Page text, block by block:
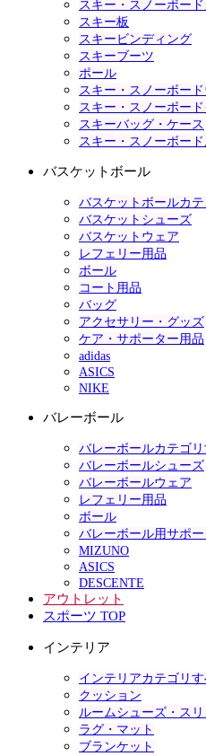
スキー・スノーボー
スキー板
スキービンディング
スキーブーツ
ポール
スキー・スノーボー
スキー・スノーボー
スキーバッグ・ケース
スキー・スノーボー
バスケットボール
バスケットボールカ
バスケットシューズ
バスケットウェア
レフェリー用品
ボール
コート用品
バッグ
アクセサリー・グッズ
ケア・サポーター用品
adidas
ASICS
NIKE
バレーボール
バレーボールカテゴ
バレーボールシューズ
バレーボールウェア
レフェリー用品
ボール
バレーボール用サポー
MIZUNO
ASICS
DESCENTE
アウトレット
スポーツ TOP
インテリア
インテリアカテゴリ
クッション
ルームシューズ・ス
ラグ・マット
ブランケット